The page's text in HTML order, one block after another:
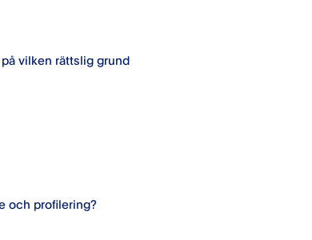
vilken rättslig grund
och profilering?